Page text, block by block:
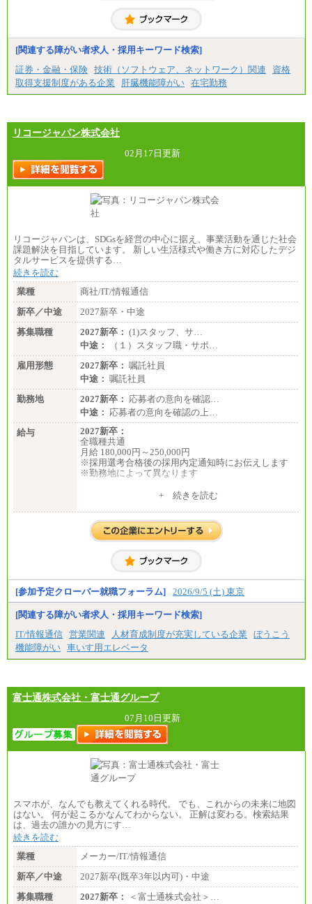
[関連する障がい者求人・採用キーワード検索]
証券・金融・保険 技術（ソフトウェア、ネットワーク）関連
資格
取得支援制度がある企業
肝臓機能障がい 在宅勤務
リコージャパン株式会社
02月17日更新
リコージャパンは、SDGsを経営の中心に据え、事業活動を通じた社会
課題解決を目指しています。 新しい生活様式や働き方に対応したデジ
タルサービスを提供する…
続きを読む
業種
商社/IT/情報通信
新卒／中途
2027新卒・中途
募集職種
2027新卒： (1)スタッフ、サ…
中途：
（１）スタッフ職・サポ…
雇用形態
2027新卒： 嘱託社員
中途： 嘱託社員
勤務地
2027新卒： 応募者の意向を確認…
中途： 応募者の意向を確認の上…
給与
2027新卒：
全職種共通
月給 180,000円～250,000円
※採用選考合格後の採用内定通知時にお伝えします
※勤務地によって異なります
月給 200,000円～250,000円
入社時の処遇は経験・能力を考慮の上、当社規程に
より決定します。
お伝えします。
+ 続きを読む
[参加予定クローバー就職フォーラム] 2026/9/5 (土) 東京
[関連する障がい者求人・採用キーワード検索]
IT/情報通信 営業関連 人材育成制度が充実している企業
ぼうこう
機能障がい 車いす用エレベータ
富士通株式会社・富士通グループ
07月10日更新
スマホが、なんでも教えてくれる時代。 でも、これからの未来に地図
はない。 何が起こるかなんてわからない。 正解は変わる。検索結果
は、過去の誰かの見方にす…
続きを読む
業種
メーカー/IT/情報通信
新卒／中途
2027新卒(既卒3年以内可)・中途
募集職種
2027新卒：
＜富士通株式会社＞…